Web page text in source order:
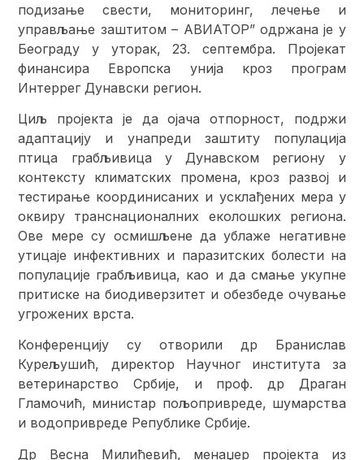
подизање свести, мониторинг, лечење и
управљање заштитом – АВИАТОР” одржана је у
Београду у уторак, 23. септембра. Пројекат
финансира Европска унија кроз програм
Интеррег Дунавски регион.
Циљ пројекта је да ојача отпорност, подржи
адаптацију и унапреди заштиту популација
птица грабљивица у Дунавском региону у
контексту климатских промена, кроз развој и
тестирање координисаних и усклађених мера у
оквиру транснационалних еколошких региона.
Ове мере су осмишљене да ублаже негативне
утицаје инфективних и паразитских болести на
популације грабљивица, као и да смање укупне
притиске на биодиверзитет и обезбеде очување
угрожених врста.
Конференцију су отворили др Бранислав
Курељушић, директор Научног института за
ветеринарство Србије, и проф. др Драган
Гламочић, министар пољопривреде, шумарства
и водопривреде Републике Србије.
Др Весна Милићевић, менаџер пројекта из